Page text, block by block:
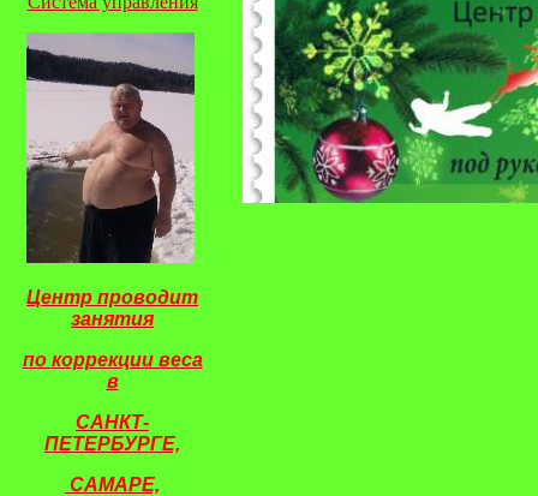
Центр проводит
занятия
по коррекции веса
в
САНКТ-
ПЕТЕРБУРГЕ,
САМАРЕ,